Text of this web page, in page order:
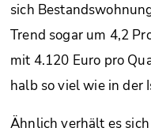
sich
Trend sogar um 4,2
mit 4.120 Euro pro
halb so viel wie in der
Ähnlich verhält es